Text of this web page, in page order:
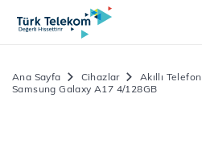
Ana Sayfa Cihazlar
Akıllı Telefon
Samsung Galaxy A17 4/128GB